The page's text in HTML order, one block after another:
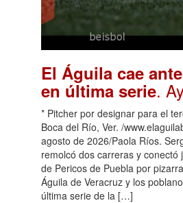
El Águila cae
en última serie.
* Pitcher por designar para el
Boca del Río, Ver. /
agosto de 2026/Paola Ríos.
remolcó dos carreras y conectó
de Pericos de Puebla por
Águila de Veracruz y los
última serie de la […]